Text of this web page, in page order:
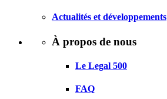
Actualités et développements
À propos de nous
Le Legal 500
FAQ